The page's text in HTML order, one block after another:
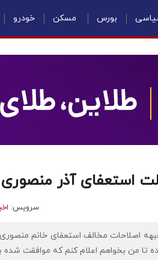
بورس مسکن خودرو
استعفای آذر
سرویس:
اصلاحات مخالف استعفای خانم
من بخواهم اعلام کنم که موافقت شده